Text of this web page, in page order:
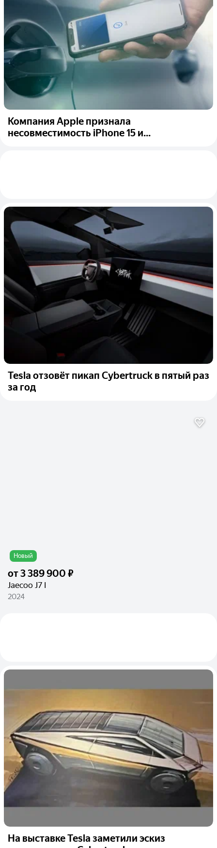
Компания Apple признала
несовместимость iPhone 15 и...
Tesla отзовёт пикап Cybertruck в пятый раз
за год
Новый
от3 389 900 ₽
Jaecoo J7 I
2024
На выставке Tesla заметили эскиз